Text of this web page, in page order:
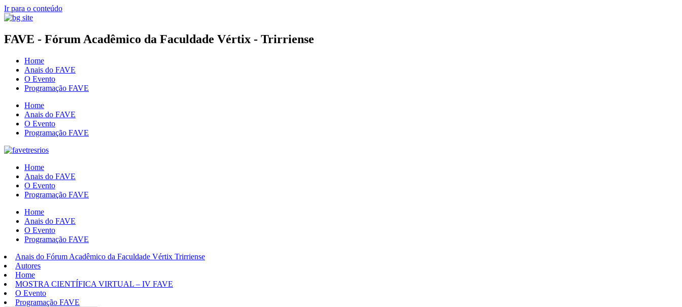
Ir para o conteúdo
FAVE - Fórum Acadêmico da Faculdade Vértix - Trirriense
Home
Anais do FAVE
O Evento
Programação FAVE
Home
Anais do FAVE
O Evento
Programação FAVE
Home
Anais do FAVE
O Evento
Programação FAVE
Home
Anais do FAVE
O Evento
Programação FAVE
Anais do Fórum Acadêmico da Faculdade Vértix Trirriense
Autores
Home
MOSTRA CIENTÍFICA VIRTUAL – IV FAVE
O Evento
Programação FAVE